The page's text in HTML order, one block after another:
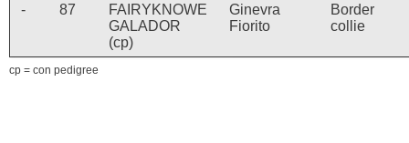
-
87
FAIRYKNOWE
GALADOR
(cp)
Ginevra
Fiorito
Border
collie
cp = con pedigree